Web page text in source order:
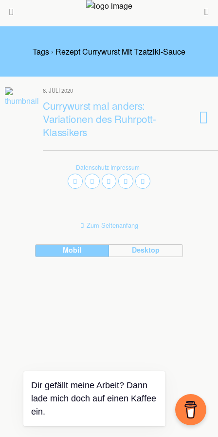
Tags › Rezept Currywurst Mit Tzatziki-Sauce
8. JULI 2020
Currywurst mal anders:
Variationen des Ruhrpott-
Klassikers
Datenschutz Impressum
Zum Seitenanfang
Mobil Desktop
Dir gefällt meine Arbeit? Dann
lade mich doch auf einen Kaffee
ein.